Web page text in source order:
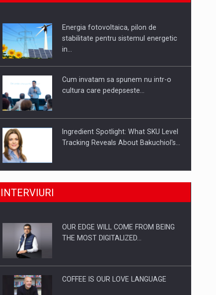
Webinar - Business Evolution-
RETHINK STRATEGY-Finantare
Energia fotovoltaica, pilon de
stabilitate pentru sistemul energetic
in…
Cum invatam sa spunem nu intr-o
cultura care pedepseste…
Ingredient Spotlight: What SKU Level
Tracking Reveals About Bakuchiol's…
Producatorii si comerciantii care nu
Proteinmaxxing and the Future of
INTERVIURI
OUR EDGE WILL COME FROM BEING
THE MOST DIGITALIZED…
COFFEE IS OUR LOVE LANGUAGE